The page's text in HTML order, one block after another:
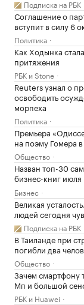
Подписка на РБК
Соглашение о
вступит в силу 6
Политика
Как Ходынка
притяжения
РБК и Stone
Reuters узнал о
освободить
морпеха
Политика
Премьера
на поэму Гомера
Общество
Назван топ-30
бизнес-книг июля
Бизнес
Великая
людей сегодня
Подписка на РБК
В Таиланде при
погибли два
Общество
Зачем смартфону
Мп и большой
РБК и Huawei